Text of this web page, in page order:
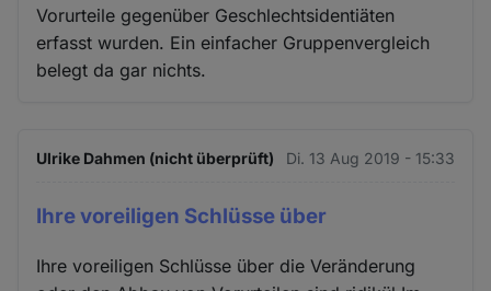
Vorurteile gegenüber Geschlechtsidentiäten
erfasst wurden. Ein einfacher Gruppenvergleich
belegt da gar nichts.
Ulrike Dahmen (nicht überprüft) Di. 13 Aug 2019 - 15:33
Ihre voreiligen Schlüsse über
Ihre voreiligen Schlüsse über die Veränderung